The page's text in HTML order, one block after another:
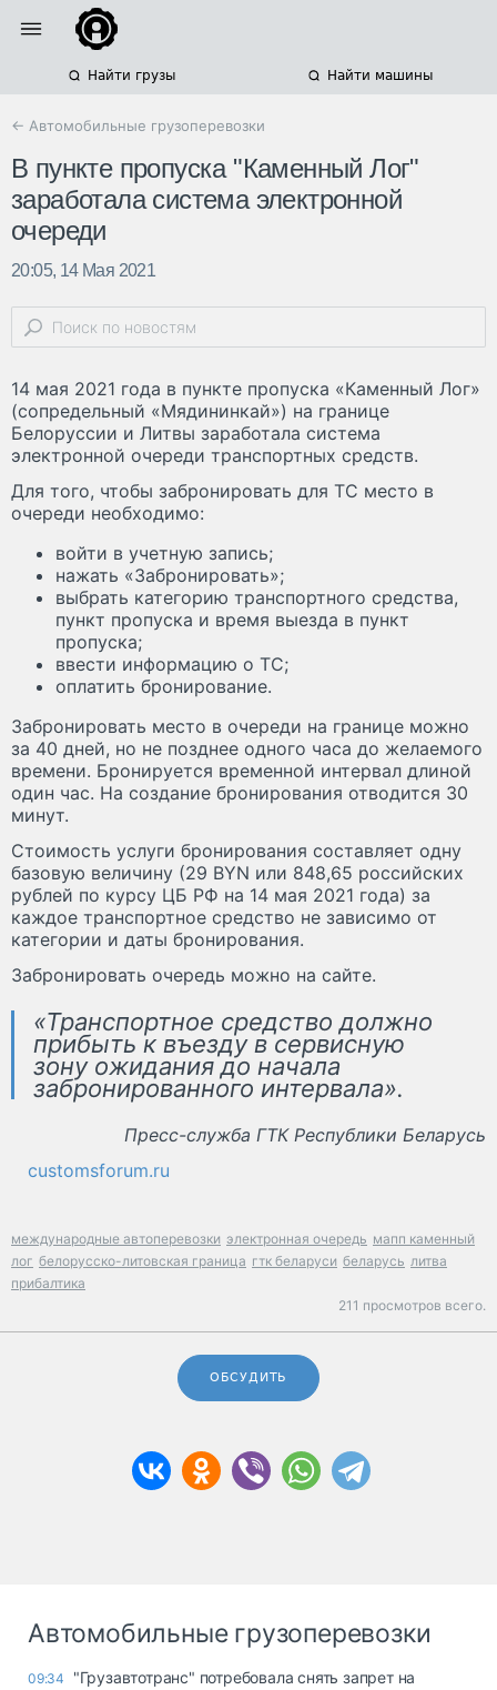
Найти грузы Найти машины
← Автомобильные грузоперевозки
В пункте пропуска "Каменный Лог"
заработала система электронной
очереди
20:05, 14 Мая 2021
14 мая 2021 года в пункте пропуска «Каменный Лог»
(сопредельный «Мядининкай») на границе
Белоруссии и Литвы заработала система
электронной очереди транспортных средств.
Для того, чтобы забронировать для ТС место в
очереди необходимо:
войти в учетную запись;
нажать «Забронировать»;
выбрать категорию транспортного средства,
пункт пропуска и время выезда в пункт
пропуска;
ввести информацию о ТС;
оплатить бронирование.
Забронировать место в очереди на границе можно
за 40 дней, но не позднее одного часа до желаемого
времени. Бронируется временной интервал длиной
один час. На создание бронирования отводится 30
минут.
Стоимость услуги бронирования составляет одну
базовую величину (29 BYN или 848,65 российских
рублей по курсу ЦБ РФ на 14 мая 2021 года) за
каждое транспортное средство не зависимо от
категории и даты бронирования.
Забронировать очередь можно на сайте.
«Транспортное средство должно
прибыть к въезду в сервисную
зону ожидания до начала
забронированного интервала».
Пресс-служба ГТК Республики Беларусь
customsforum.ru
международные автоперевозки электронная очередь мапп каменный
лог белорусско-литовская граница гтк беларуси беларусь литва
прибалтика
211 просмотров всего.
ОБСУДИТЬ
Автомобильные грузоперевозки
09:34
"Грузавтотранс" потребовала снять запрет на